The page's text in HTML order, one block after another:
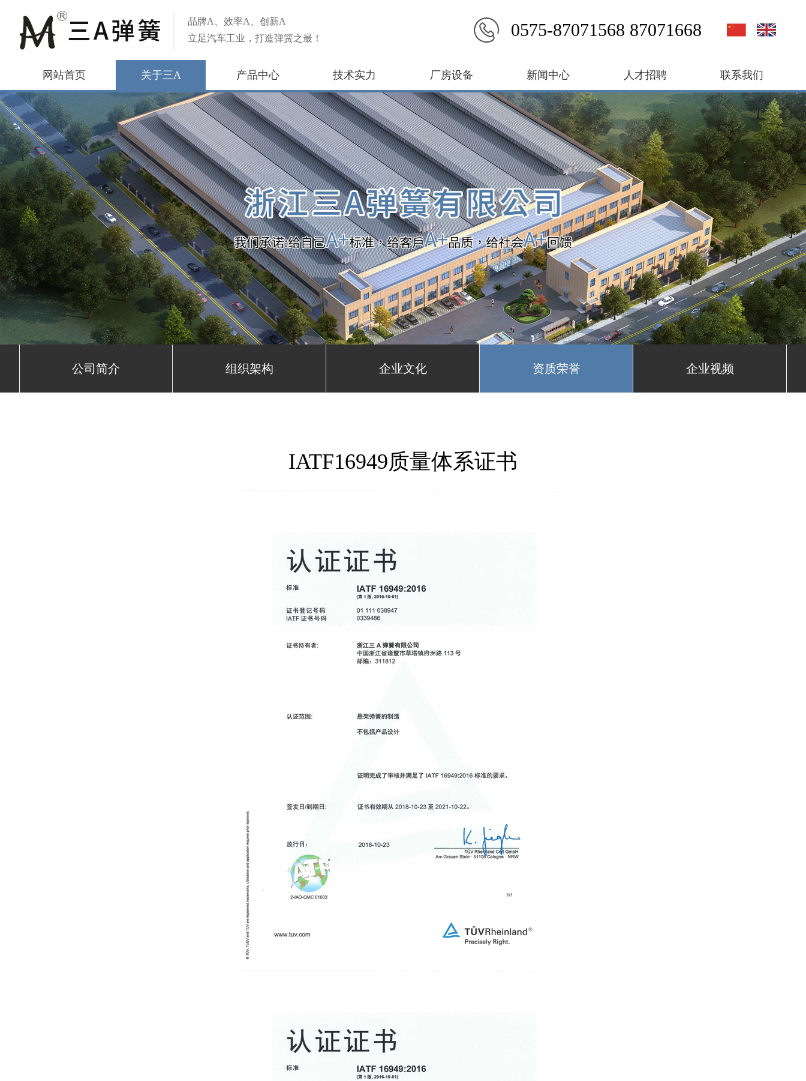
品牌A、效率A、创新A
立足汽车工业，打造弹簧之最！
0575-87071568 87071668
网站首页 关于三A 产品中心 技术实力 厂房设备 新闻中心 人才招聘 联系我们
公司简介 组织架构 企业文化 资质荣誉 企业视频
IATF16949质量体系证书